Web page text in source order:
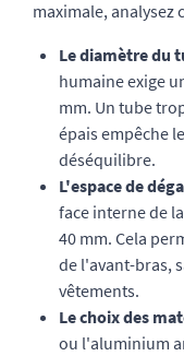
maximale, analysez
Le diamètre du
humaine exige
mm. Un tube
épais empêche
déséquilibre.
L'espace de
face interne de
40 mm. Cela
de l'avant-bras,
vêtements.
Le choix des
ou l'aluminium